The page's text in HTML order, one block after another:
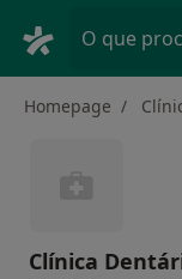
O que
Homepage
Clínica